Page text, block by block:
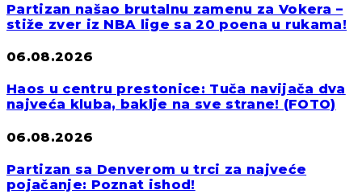
Partizan našao brutalnu zamenu za Vokera –
stiže zver iz NBA lige sa 20 poena u rukama!
06.08.2026
Haos u centru prestonice: Tuča navijača dva
najveća kluba, baklje na sve strane! (FOTO)
06.08.2026
Partizan sa Denverom u trci za najveće
pojačanje: Poznat ishod!